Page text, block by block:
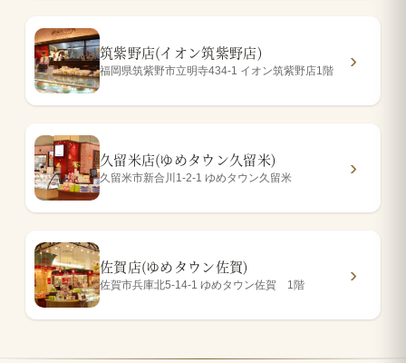
筑紫野店(イオン筑紫野店)
福岡県筑紫野市立明寺434-1 イオン筑紫野店1階
久留米店(ゆめタウン久留米)
久留米市新合川1-2-1 ゆめタウン久留米
佐賀店(ゆめタウン佐賀)
佐賀市兵庫北5-14-1 ゆめタウン佐賀 1階